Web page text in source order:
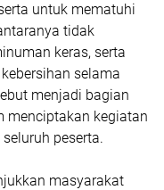
untuk mematuhi
tidak
keras, serta
selama
menjadi bagian
menciptakan kegiatan
peserta.
masyarakat